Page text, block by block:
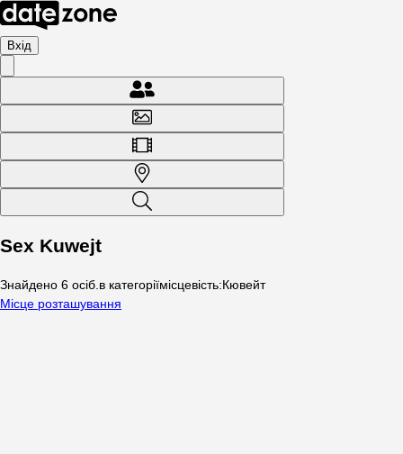
Вхід
Sex Kuwejt
Знайдено 6 осіб в категоріїмісцевість:Кювейт
Місце розташування